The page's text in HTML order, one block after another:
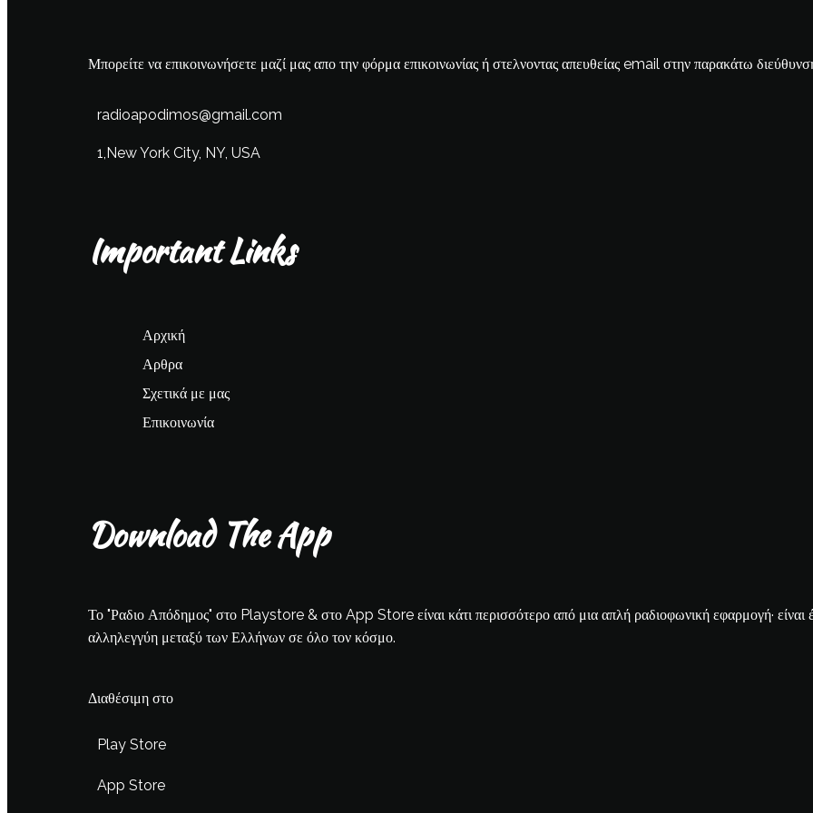
Μπορείτε να επικοινωνήσετε μαζί μας απο την φόρμα επικοινωνίας ή στελνοντας απευθείας email στην παρακάτω
radioapodimos@gmail.com
1,New York City, NY, USA
Important Links
Αρχική
Αρθρα
Σχετικά με μας
Επικοινωνία
Download The App
Το "Ραδιο Απόδημος" στο Playstore & στο App Store είναι κάτι περισσότερο από μια απλή ραδιοφωνική εφαρμογή· είναι
αλληλεγγύη μεταξύ των Ελλήνων σε όλο τον κόσμο.
Διαθέσιμη στο
Play Store
App Store